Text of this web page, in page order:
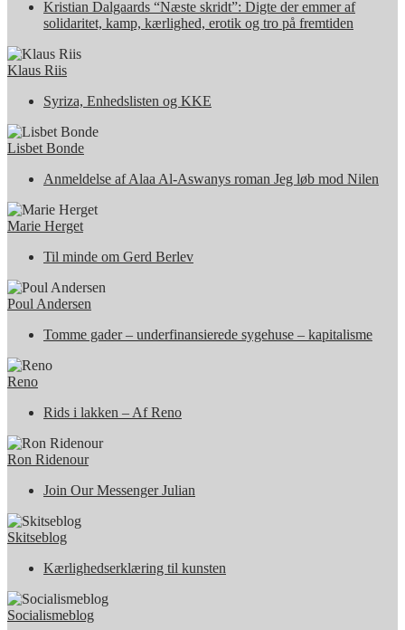
Kristian Dalgaards “Næste skridt”: Digte der emmer af
solidaritet, kamp, kærlighed, erotik og tro på fremtiden
Klaus Riis
Syriza, Enhedslisten og KKE
Lisbet Bonde
Anmeldelse af Alaa Al-Aswanys roman Jeg løb mod Nilen
Marie Herget
Til minde om Gerd Berlev
Poul Andersen
Tomme gader – underfinansierede sygehuse – kapitalisme
Reno
Rids i lakken – Af Reno
Ron Ridenour
Join Our Messenger Julian
Skitseblog
Kærlighedserklæring til kunsten
Socialismeblog